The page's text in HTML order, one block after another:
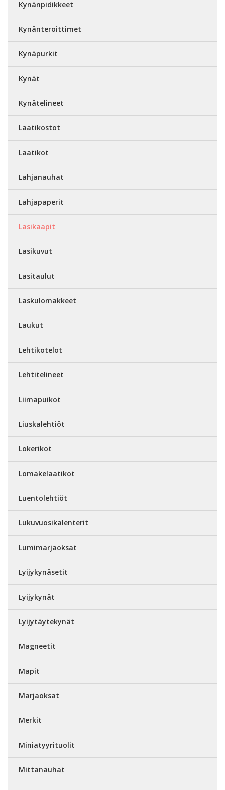
Kynänpidikkeet
Kynänteroittimet
Kynäpurkit
Kynät
Kynätelineet
Laatikostot
Laatikot
Lahjanauhat
Lahjapaperit
Lasikaapit
Lasikuvut
Lasitaulut
Laskulomakkeet
Laukut
Lehtikotelot
Lehtitelineet
Liimapuikot
Liuskalehtiöt
Lokerikot
Lomakelaatikot
Luentolehtiöt
Lukuvuosikalenterit
Lumimarjaoksat
Lyijykynäsetit
Lyijykynät
Lyijytäytekynät
Magneetit
Mapit
Marjaoksat
Merkit
Miniatyyrituolit
Mittanauhat